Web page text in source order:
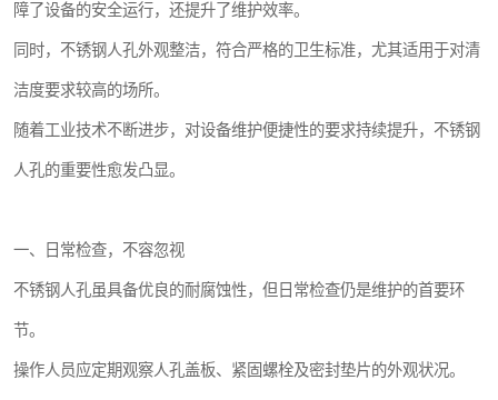
障了设备的安全运行，还提升了维护效率。
同时，不锈钢人孔外观整洁，符合严格的卫生标准，尤其适用于对清
洁度要求较高的场所。
随着工业技术不断进步，对设备维护便捷性的要求持续提升，不锈钢
人孔的重要性愈发凸显。
一、日常检查，不容忽视
不锈钢人孔虽具备优良的耐腐蚀性，但日常检查仍是维护的首要环
节。
操作人员应定期观察人孔盖板、紧固螺栓及密封垫片的外观状况。